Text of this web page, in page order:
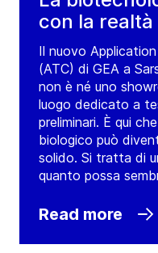
con la realtà
Il nuovo
(ATC) di GEA a
non è né uno
luogo dedicato a
preliminari. È qui
biologico può
solido. Si tratta di
quanto possa
Read more